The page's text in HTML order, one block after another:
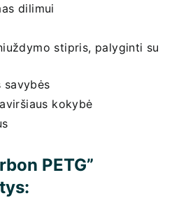
dilimui
stipris, palyginti su
savybės
kokybė
PETG”